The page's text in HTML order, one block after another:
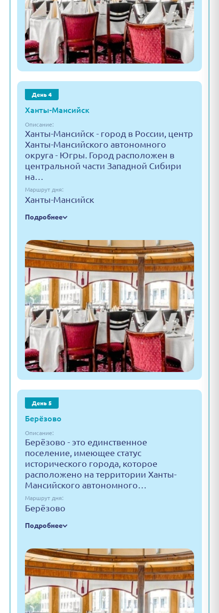
День 4
Ханты-Мансийск
Описание:
Ханты-Мансийск - город в России, центр
Ханты-Мансийского автономного
округа - Югры. Город расположен в
центральной части Западной Сибири
на…
Маршрут дня:
Ханты-Мансийск
Подробнее
День 5
Берёзово
Описание:
Берёзово - это единственное
поселение, имеющее статус
исторического города, которое
расположено на территории Ханты-
Мансийского автономного…
Маршрут дня:
Берёзово
Подробнее